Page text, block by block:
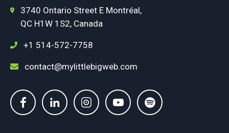
3740 Ontario Street E Montréal,
QC H1W 1S2, Canada
+1 514-572-7758
contact@mylittlebigweb.com